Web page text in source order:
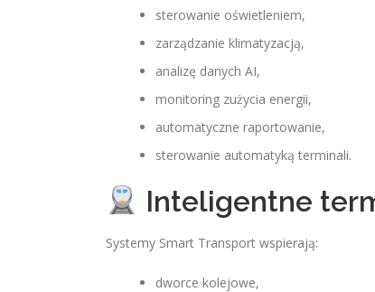
sterowanie oświetleniem,
zarządzanie klimatyzacją,
analizę danych AI,
monitoring zużycia energii,
automatyczne raportowanie,
sterowanie automatyką terminali.
Inteligentne
Systemy Smart Transport wspierają:
dworce kolejowe,